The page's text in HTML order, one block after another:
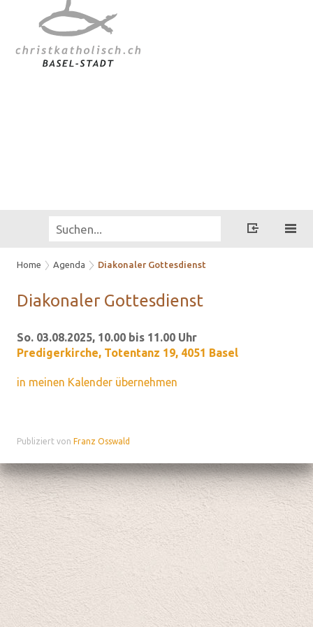
Home Agenda Diakonaler Gottesdienst
Dia­ko­na­ler Got­tes­dienst
So. 03.08.2025, 10.00 bis 11.00 Uhr
Predigerkirche, Totentanz 19, 4051 Basel
in meinen Kalender übernehmen
Publiziert von Franz Osswald